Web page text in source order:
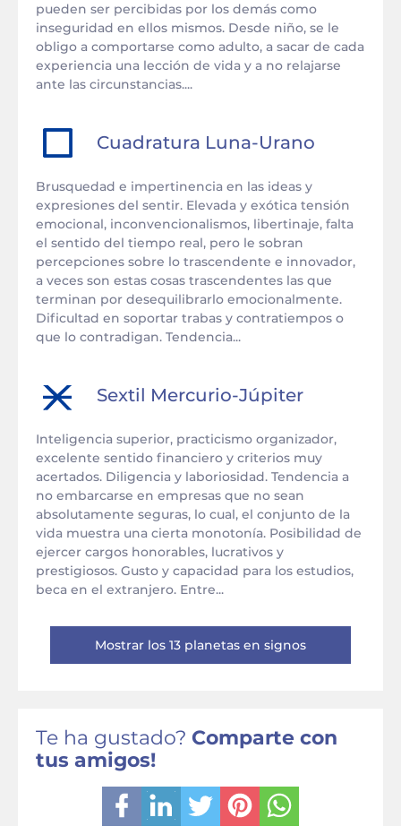
pueden ser percibidas por los demás como
inseguridad en ellos mismos. Desde niño, se le
obligo a comportarse como adulto, a sacar de cada
experiencia una lección de vida y a no relajarse
ante las circunstancias....
Cuadratura Luna-Urano
Brusquedad e impertinencia en las ideas y
expresiones del sentir. Elevada y exótica tensión
emocional, inconvencionalismos, libertinaje, falta
el sentido del tiempo real, pero le sobran
percepciones sobre lo trascendente e innovador,
a veces son estas cosas trascendentes las que
terminan por desequilibrarlo emocionalmente.
Dificultad en soportar trabas y contratiempos o
que lo contradigan. Tendencia...
Sextil Mercurio-Júpiter
Inteligencia superior, practicismo organizador,
excelente sentido financiero y criterios muy
acertados. Diligencia y laboriosidad. Tendencia a
no embarcarse en empresas que no sean
absolutamente seguras, lo cual, el conjunto de la
vida muestra una cierta monotonía. Posibilidad de
ejercer cargos honorables, lucrativos y
prestigiosos. Gusto y capacidad para los estudios,
beca en el extranjero. Entre...
Mostrar los 13 planetas en signos
Te ha gustado? Comparte con
tus amigos!